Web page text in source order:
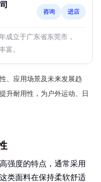
咨询 进店
成立于广东省东莞市，
富。
、应用场景及未来发展趋
升耐用性，为户外运动、日
强度的特点，通常采用
类面料在保持柔软舒适